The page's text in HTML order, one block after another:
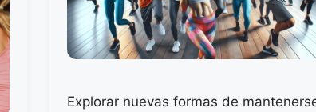
Explorar nuevas formas de